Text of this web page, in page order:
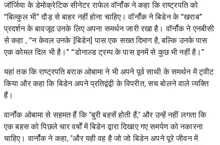
जॉर्जिया के डेमोक्रेटिक सीनेटर राफेल वॉर्नॉक ने कहा कि राष्ट्रपति को
“बिल्कुल भी” दौड़ से बाहर नहीं होना चाहिए। वॉर्नॉक ने बिडेन के “खराब”
प्रदर्शन के बावजूद उनके लिए अपना समर्थन जारी रखा है। वॉर्नॉक नेएनबीसी
से कहा , “न केवल उनके [बिडेन] पास एक सख्त दिमाग है, बल्कि उनके पास
एक कोमल दिल भी है।” “डोनाल्ड ट्रम्प के पास इनमें से कुछ भी नहीं है।”
यहां तक ​​कि राष्ट्रपति बराक ओबामा ने भी अपने पूर्व साथी के समर्थन में ट्वीट
किया और कहा कि बिडेन अपने प्रतिद्वंद्वी के विपरीत, सच बोलने वाले व्यक्ति
हैं।
वार्नॉक ओबामा से सहमत हैं कि "बुरी बहसें होती हैं," और उन्हें नहीं लगता कि
एक बहस को पिछले चार वर्षों में बिडेन द्वारा दिखाए गए समर्पण को नकारना
चाहिए। वार्नॉक ने कहा, "और यही वह है जो जो बिडेन अपने पूरे जीवन में